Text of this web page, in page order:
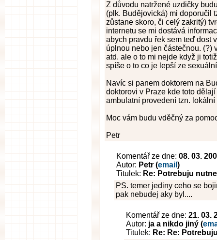
Z důvodu natržené uzdičky
(plk. Budějovická) mi doporučil
zůstane skoro, či celý zakritý)
internetu se mi dostává
abych pravdu řek sem teď dost
úplnou nebo jen částečnou. (?)
atd. ale o to mi nejde když ji
spíše o to co je lepší ze
Navíc si panem doktorem na
doktorovi v Praze kde toto
ambulatní provedení tzn. lokální
Moc vám budu vděčný za
Petr
Komentář ze dne: 08. 03.
Autor: Petr (email )
Titulek: Re: Potrebuju
PS. temer jediny ceho se
pak nebudej aky byl....
Komentář ze dne: 21. 03.
Autor: ja a nikdo jiný (
Titulek: Re: Re: